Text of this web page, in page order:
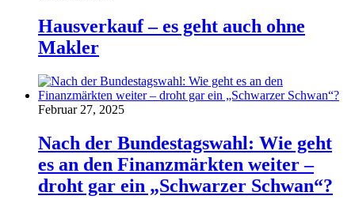
Hausverkauf – es geht auch ohne
Makler
Februar 27, 2025
Nach der Bundestagswahl: Wie geht
es an den Finanzmärkten weiter –
droht gar ein „Schwarzer Schwan“?